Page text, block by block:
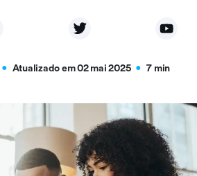
● Atualizado em 02 mai 2025 ●
7 min